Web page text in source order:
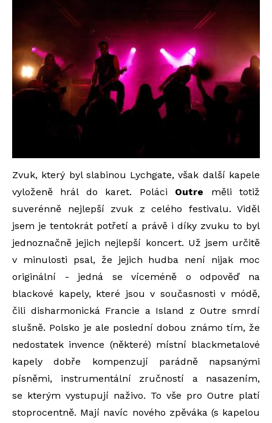
Zvuk, který byl slabinou Lychgate, však další kapele
vyloženě hrál do karet. Poláci Outre měli totiž
suverénně nejlepší zvuk z celého festivalu. Viděl
jsem je tentokrát potřetí a právě i díky zvuku to byl
jednoznačně jejich nejlepší koncert. Už jsem určitě
v minulosti psal, že jejich hudba není nijak moc
originální - jedná se víceméně o odpověď na
blackové kapely, které jsou v současnosti v módě,
čili disharmonická Francie a Island z Outre smrdí
slušně. Polsko je ale poslední dobou známo tím, že
nedostatek invence (některé) místní blackmetalové
kapely dobře kompenzují parádně napsanými
písněmi, instrumentální zručností a nasazením,
se kterým vystupují naživo. To vše pro Outre platí
stoprocentně. Mají navíc nového zpěváka (s kapelou